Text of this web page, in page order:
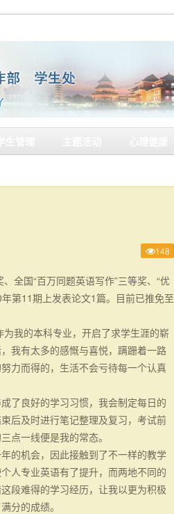
148
全国“百万同题英语写作”三等奖、“优
第11期上发表论文1篇。目前已推免至
我的本科专业，开启了求学生涯的崭
我有太多的感慨与喜悦，蹒跚着一路
力而得的，生活不会亏待每一个认真
了良好的学习习惯，我会制定每日的
后及时进行笔记整理及复习，考试前
点一线便是我的常态。
的机会，因此接触到了不一样的教学
人专业英语有了提升，而两地不同的
段难得的学习经历，让我以更为积极
分的成绩。